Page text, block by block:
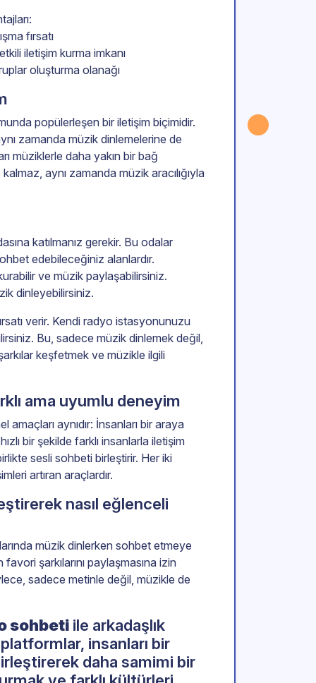
fırsatı
iletişim kurma imkanı
oluşturma olanağı
popülerleşen bir iletişim biçimidir.
zamanda müzik dinlemelerine de
müziklerle daha yakın bir bağ
aynı zamanda müzik aracılığıyla
katılmanız gerekir. Bu odalar
edebileceğiniz alanlardır.
ve müzik paylaşabilirsiniz.
dinleyebilirsiniz.
verir. Kendi radyo istasyonunuzu
Bu, sadece müzik dinlemek değil,
keşfetmek ve müzikle ilgili
ama uyumlu deneyim
aynıdır: İnsanları bir araya
bir şekilde farklı insanlarla iletişim
sesli sohbeti birleştirir. Her iki
artıran araçlardır.
nasıl eğlenceli
müzik dinlerken sohbet etmeye
şarkılarını paylaşmasına izin
sadece metinle değil, müzikle de
sohbeti ile arkadaşlık
insanları bir
daha samimi bir